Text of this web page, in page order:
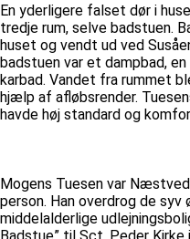
En yderligere falset dør i
tredje rum, selve badstuen.
huset og vendt ud ved
badstuen var et dampbad,
karbad. Vandet fra rummet
hjælp af afløbsrender.
havde høj standard og
Mogens Tuesen var
person. Han overdrog de
middelalderlige